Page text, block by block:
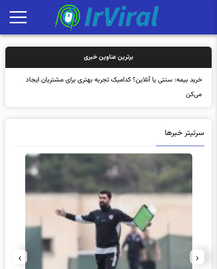
برترین عناوین خبری
خرید بیمه: سنتی یا آنلاین؟ کدامیک تجربه بهتری برای مشتریان ایجاد
می‌کند؟
سرتیتر خبرها
‹
›